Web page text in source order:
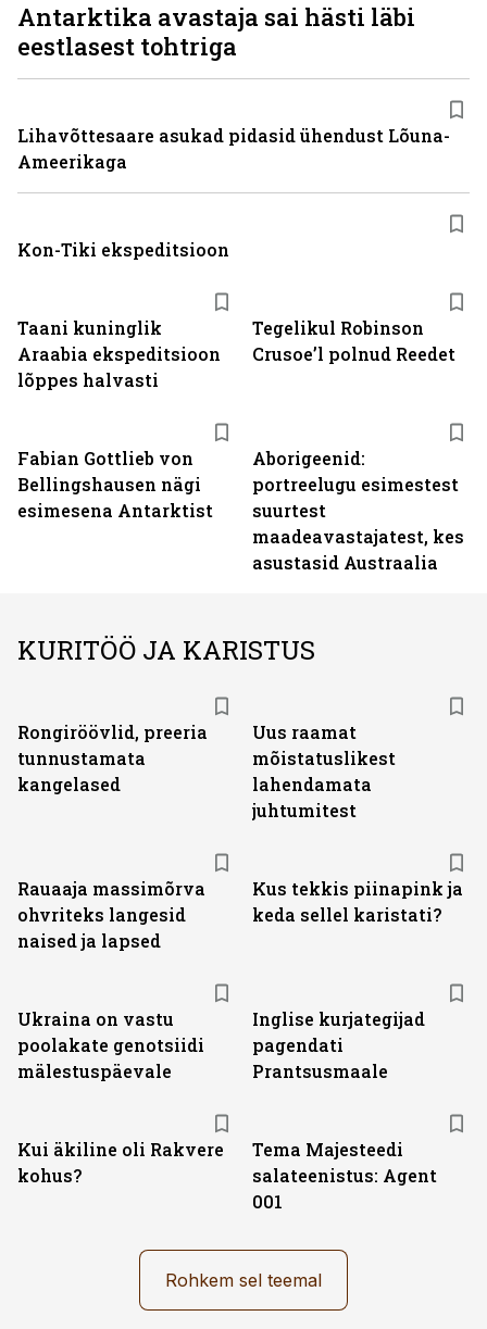
Taani kuninglik
Araabia ekspeditsioon
lõppes halvasti
Tegelikul Robinson
Crusoe’l polnud Reedet
Fabian Gottlieb von
Bellingshausen nägi
esimesena Antarktist
Aborigeenid:
portreelugu esimestest
suurtest
maadeavastajatest, kes
asustasid Austraalia
Antarktika avastaja sai hästi läbi
eestlasest tohtriga
Lihavõttesaare asukad pidasid ühendust Lõuna-
Ameerikaga
Kon-Tiki ekspeditsioon
KURITÖÖ JA KARISTUS
Rongiröövlid, preeria
tunnustamata
kangelased
Uus raamat
mõistatuslikest
lahendamata
juhtumitest
Rauaaja massimõrva
ohvriteks langesid
naised ja lapsed
Kus tekkis piinapink ja
keda sellel karistati?
Ukraina on vastu
poolakate genotsiidi
mälestuspäevale
Inglise kurjategijad
pagendati
Prantsusmaale
Kui äkiline oli Rakvere
kohus?
Tema Majesteedi
salateenistus: Agent
001
Rohkem sel teemal